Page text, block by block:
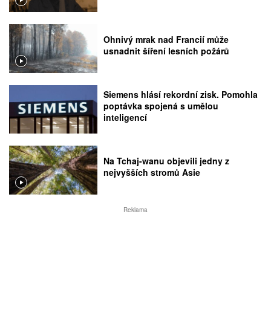
Ohnivý mrak nad Francií může
usnadnit šíření lesních požárů
Siemens hlásí rekordní zisk. Pomohla
poptávka spojená s umělou
inteligencí
Na Tchaj-wanu objevili jedny z
nejvyšších stromů Asie
Reklama